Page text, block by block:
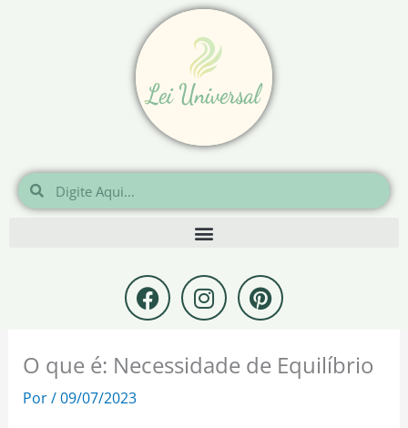
Pesquisar
Pesquisar
F
a
c
e
b
I
n
s
t
a
P
i
n
t
e
O que é: Necessidade de Equilíbrio
Por/09/07/2023